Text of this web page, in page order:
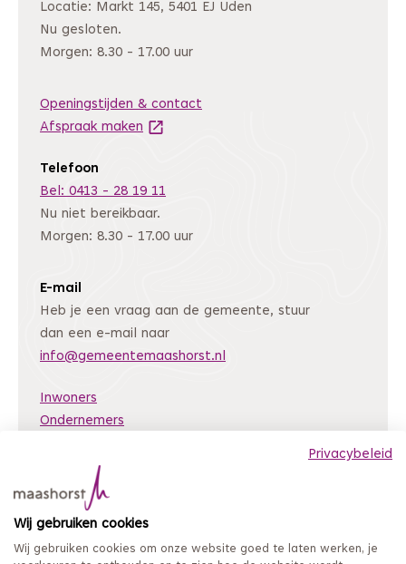
Privacybeleid
Wij gebruiken cookies
Wij gebruiken cookies om onze website goed te laten werken, je
Locatie: Markt 145, 5401 EJ Uden
Nu gesloten.
Morgen: 8.30 - 17.00 uur
Openingstijden & contact
Afspraak maken (Deze link gaat naar een andere
Telefoon
Bel: 0413 - 28 19 11
Nu niet bereikbaar.
Morgen: 8.30 - 17.00 uur
E-mail
Heb je een vraag aan de gemeente, stuur
dan een e-mail naar
info@gemeentemaashorst.nl
Inwoners
Ondernemers
Archiefweb(Deze link gaat naar een andere website)
Coordinated Vulnerability Disclosure